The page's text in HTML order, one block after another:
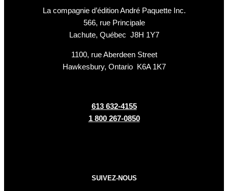
La compagnie d’édition André Paquette Inc.
566, rue Principale
Lachute, Québec J8H 1Y7
1100, rue Aberdeen Street
Hawkesbury, Ontario K6A 1K7
613 632-4155
1 800 267-0850
SUIVEZ-NOUS